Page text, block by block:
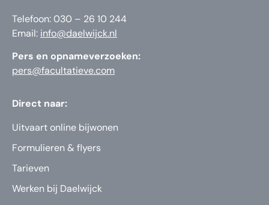
Telefoon: 030 – 26 10 244
Email: info@daelwijck.nl
Pers en opnameverzoeken:
pers@facultatieve.com
Direct naar:
Uitvaart online bijwonen
Formulieren & flyers
Tarieven
Werken bij Daelwijck